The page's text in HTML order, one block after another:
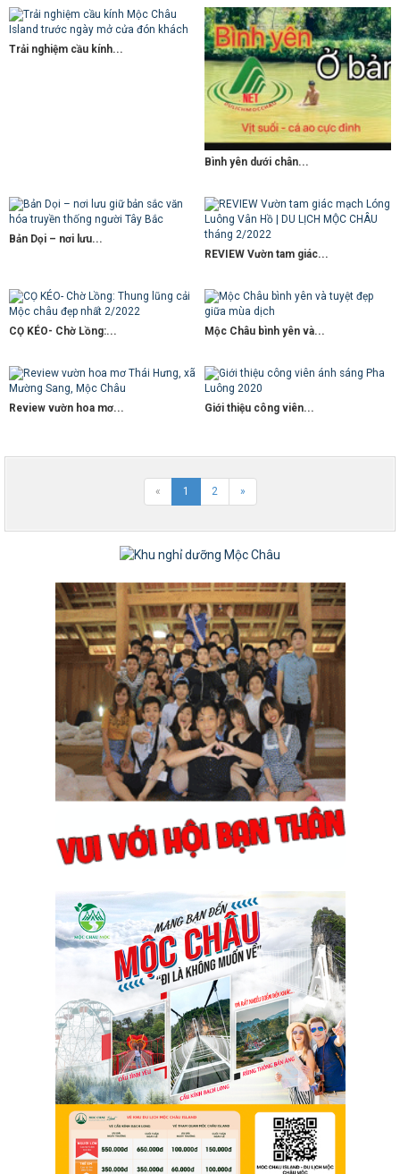
Trải nghiệm cầu kính...
Bình yên dưới chân...
Bản Dọi – nơi lưu...
REVIEW Vườn tam giác...
CỌ KÉO- Chờ Lồng:... Mộc Châu bình yên và...
Review vườn hoa mơ... Giới thiệu công viên...
« 1 2 »